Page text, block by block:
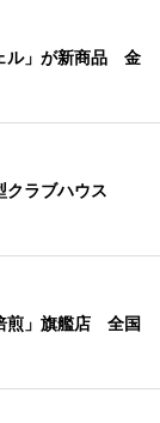
ル」が新商品 金
クラブハウス
煎」旗艦店 全国